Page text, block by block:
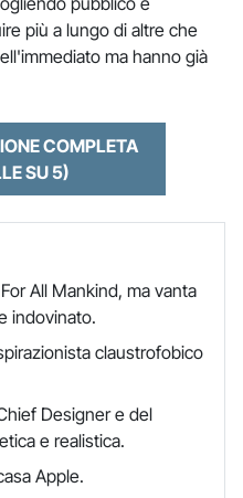
più a lungo di altre che
ma hanno già
COMPLETA
SU 5)
All Mankind, ma vanta
indovinato.
claustrofobico
Designer e del
e realistica.
Apple.